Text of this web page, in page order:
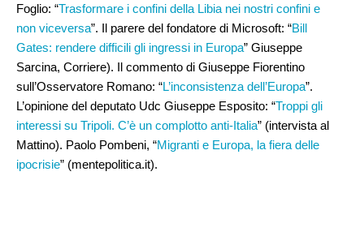
Foglio: “Trasformare i confini della Libia nei nostri confini e
non viceversa”. Il parere del fondatore di Microsoft: “Bill
Gates: rendere difficili gli ingressi in Europa” Giuseppe
Sarcina, Corriere). Il commento di Giuseppe Fiorentino
sull’Osservatore Romano: “L’inconsistenza dell’Europa”.
L’opinione del deputato Udc Giuseppe Esposito: “Troppi gli
interessi su Tripoli. C’è un complotto anti-Italia” (intervista al
Mattino). Paolo Pombeni, “Migranti e Europa, la fiera delle
ipocrisie” (mentepolitica.it).